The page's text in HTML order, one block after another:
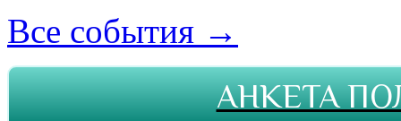
Все события →
АНКЕТА